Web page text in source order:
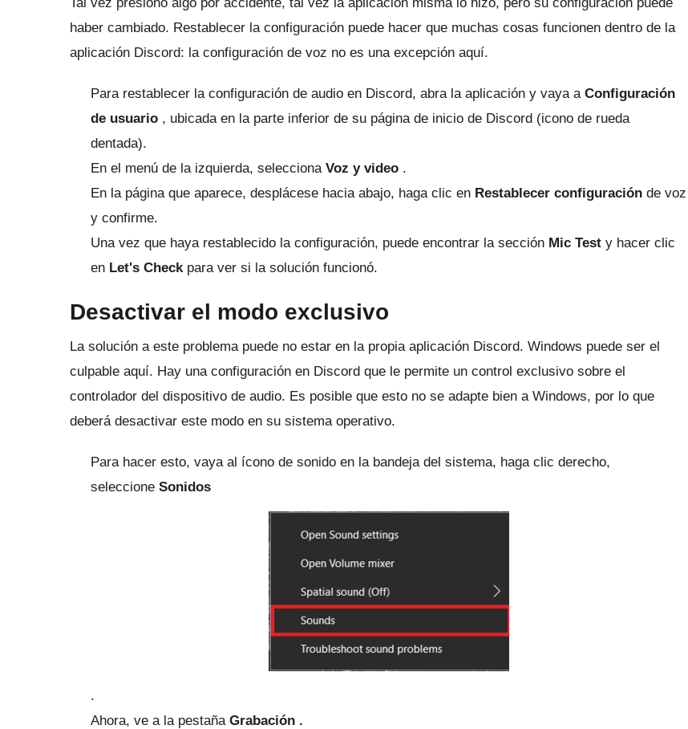
haber cambiado. Restablecer la configuración puede hacer que muchas cosas funcionen dentro de la
aplicación Discord: la configuración de voz no es una excepción aquí.
Para restablecer la configuración de audio en Discord, abra la aplicación y vaya a Configuración
de usuario , ubicada en la parte inferior de su página de inicio de Discord (icono de rueda
dentada).
En el menú de la izquierda, selecciona Voz y video .
En la página que aparece, desplácese hacia abajo, haga clic en Restablecer configuración de voz
y confirme.
Una vez que haya restablecido la configuración, puede encontrar la sección Mic Test y hacer clic
en Let's Checkpara ver si la solución funcionó.
Desactivar el modo exclusivo
La solución a este problema puede no estar en la propia aplicación Discord. Windows puede ser el
culpable aquí. Hay una configuración en Discord que le permite un control exclusivo sobre el
controlador del dispositivo de audio. Es posible que esto no se adapte bien a Windows, por lo que
deberá desactivar este modo en su sistema operativo.
Para hacer esto, vaya al ícono de sonido en la bandeja del sistema, haga clic derecho,
seleccione Sonidos
.
Ahora, ve a la pestaña Grabación .